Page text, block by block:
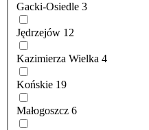
Gacki-Osiedle 3
Jędrzejów 12
Kazimierza Wielka 4
Końskie 19
Małogoszcz 6